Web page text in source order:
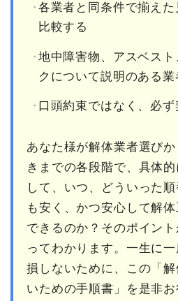
各業者と同条件で揃え
比較する
地中障害物、アスベス
クについて説明のある業
口頭約束ではなく、必
あなた様が解体業者選び
きまでの各段階で、具体
して、いつ、どういった
も安く、かつ安心して解
できるのか？そのポイン
ってわかります。一生に
損しないために、この「
いための手順書」を是非お